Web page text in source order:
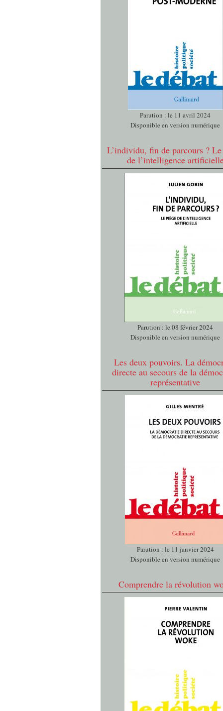
Parution : le 11 avril 2024
Disponible en version numérique
L’individu, fin de parcours ?
de l’intelligence
Parution : le 08 février 2024
Disponible en version numérique
Les deux pouvoirs. La
directe au secours de la
représentative
Parution : le 11 janvier 2024
Disponible en version numérique
Comprendre la révolution